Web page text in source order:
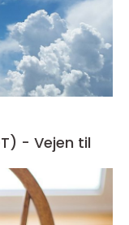
- Vejen til